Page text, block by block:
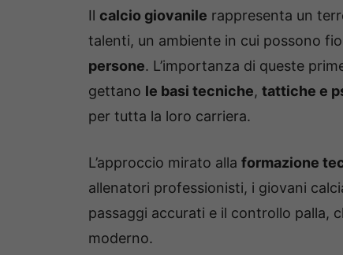
Il calcio giovanile rappresenta un
talenti, un ambiente in cui possono
persone. L’importanza di queste
gettano le basi tecniche, tattiche e
per tutta la loro carriera.
L’approccio mirato alla formazione
allenatori professionisti, i giovani
passaggi accurati e il controllo palla,
moderno.